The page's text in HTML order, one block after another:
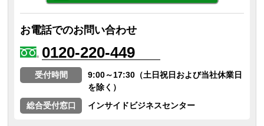
お電話でのお問い合わせ
0120-220-449
受付時間
9:00～17:30（土日祝日および当社休業日
を除く）
総合受付窓口
インサイドビジネスセンター